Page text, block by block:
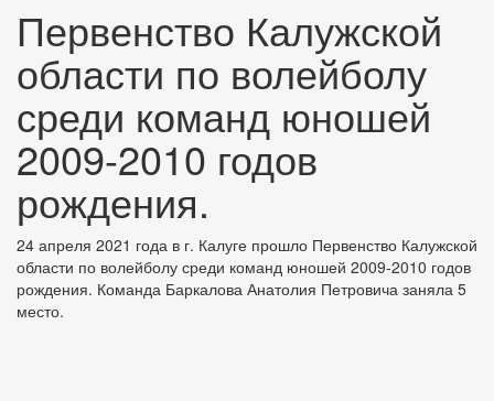
Первенство Калужской
области по волейболу
среди команд юношей
2009-2010 годов
рождения.
24 апреля 2021 года в г. Калуге прошло Первенство Калужской
области по волейболу среди команд юношей 2009-2010 годов
рождения. Команда Баркалова Анатолия Петровича заняла 5
место.